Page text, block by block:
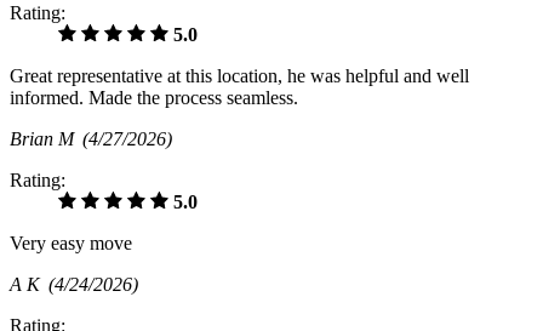
Rating:
5.0
Great representative at this location, he was helpful and well
informed. Made the process seamless.
Brian M (4/27/2026)
Rating:
5.0
Very easy move
A K (4/24/2026)
Rating: